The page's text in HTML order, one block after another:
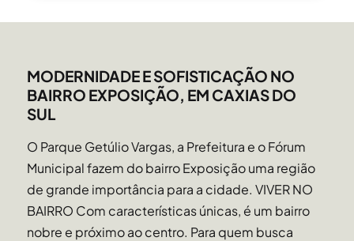
MODERNIDADE E SOFISTICAÇÃO NO
BAIRRO EXPOSIÇÃO, EM CAXIAS DO
SUL
O Parque Getúlio Vargas, a Prefeitura e o Fórum
Municipal fazem do bairro Exposição uma região
de grande importância para a cidade. VIVER NO
BAIRRO Com características únicas, é um bairro
nobre e próximo ao centro. Para quem busca